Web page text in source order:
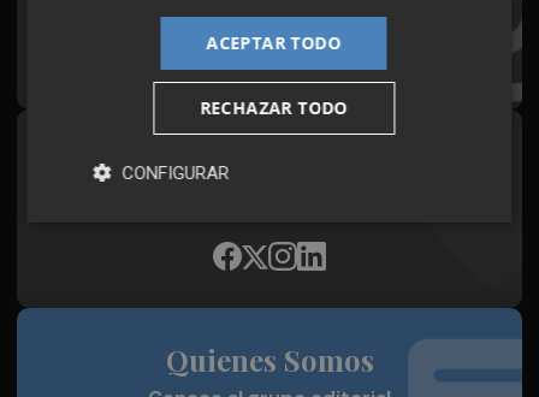
¡Quiero suscribirme!
Síguenos en redes
Quienes Somos
ACEPTAR TODO
RECHAZAR TODO
CONFIGURAR